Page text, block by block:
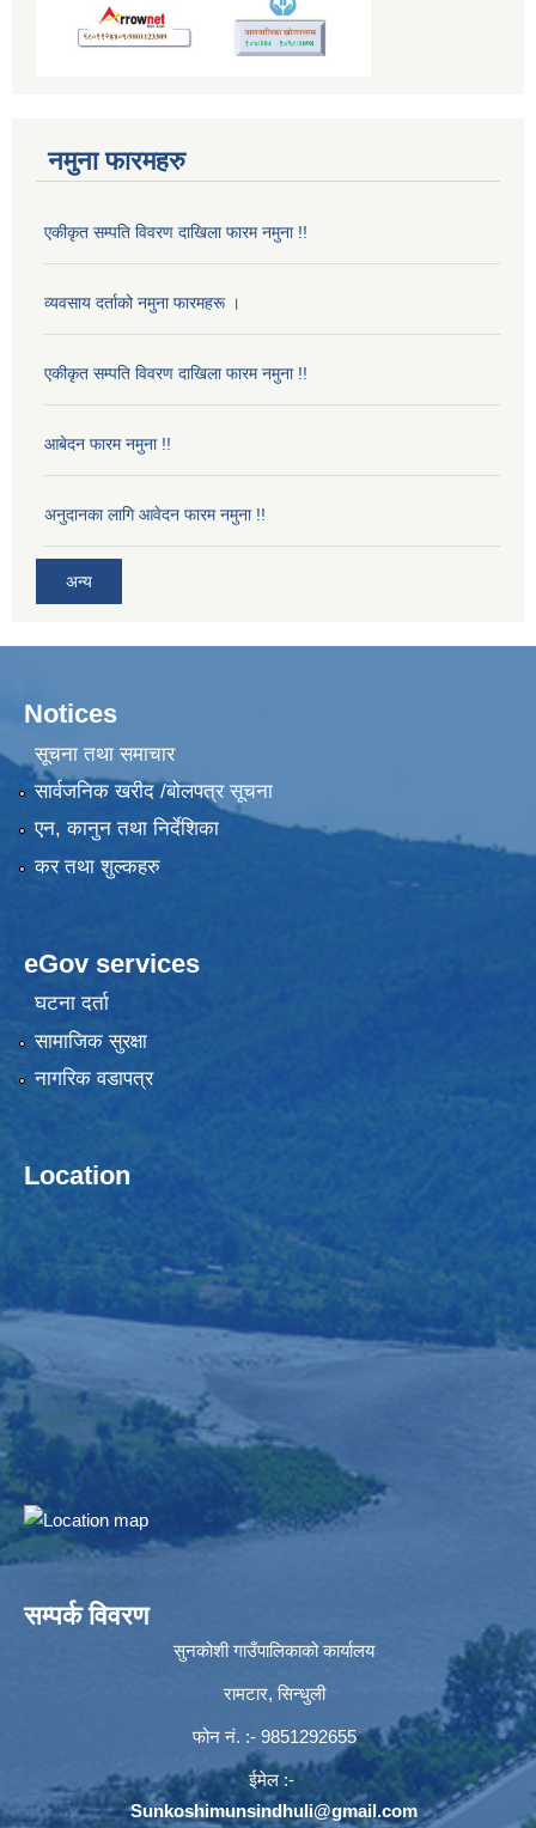
नमुना फारमहरु
एकीकृत सम्पति विवरण दाखिला फारम नमुना !!
व्यवसाय दर्ताको नमुना फारमहरू ।
एकीकृत सम्पति विवरण दाखिला फारम नमुना !!
आबेदन फारम नमुना !!
अनुदानका लागि आवेदन फारम नमुना !!
अन्य
Notices
सूचना तथा समाचार
सार्वजनिक खरीद /बोलपत्र सूचना
एन, कानुन तथा निर्देशिका
कर तथा शुल्कहरु
eGov services
घटना दर्ता
सामाजिक सुरक्षा
नागरिक वडापत्र
Location
सम्पर्क विवरण
सुनकोशी गाउँपालिकाको कार्यालय
रामटार, सिन्धुली
फोन नं‍. :- 9851292655
ईमेल :-
Sunkoshimunsindhuli@gmail.com